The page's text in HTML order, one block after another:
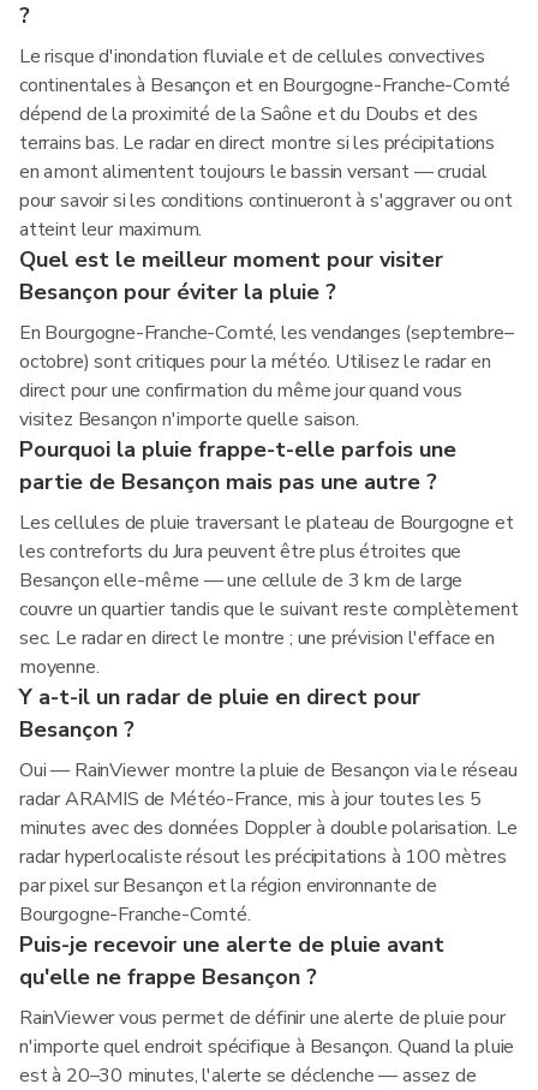
?
Le risque d'inondation fluviale et de cellules convectives
continentales à Besançon et en Bourgogne-Franche-Comté
dépend de la proximité de la Saône et du Doubs et des
terrains bas. Le radar en direct montre si les précipitations
en amont alimentent toujours le bassin versant — crucial
pour savoir si les conditions continueront à s'aggraver ou ont
atteint leur maximum.
Quel est le meilleur moment pour visiter
Besançon pour éviter la pluie ?
En Bourgogne-Franche-Comté, les vendanges (septembre–
octobre) sont critiques pour la météo. Utilisez le radar en
direct pour une confirmation du même jour quand vous
visitez Besançon n'importe quelle saison.
Pourquoi la pluie frappe-t-elle parfois une
partie de Besançon mais pas une autre ?
Les cellules de pluie traversant le plateau de Bourgogne et
les contreforts du Jura peuvent être plus étroites que
Besançon elle-même — une cellule de 3 km de large
couvre un quartier tandis que le suivant reste complètement
sec. Le radar en direct le montre ; une prévision l'efface en
moyenne.
Y a-t-il un radar de pluie en direct pour
Besançon ?
Oui — RainViewer montre la pluie de Besançon via le réseau
radar ARAMIS de Météo-France, mis à jour toutes les 5
minutes avec des données Doppler à double polarisation. Le
radar hyperlocaliste résout les précipitations à 100 mètres
par pixel sur Besançon et la région environnante de
Bourgogne-Franche-Comté.
Puis-je recevoir une alerte de pluie avant
qu'elle ne frappe Besançon ?
RainViewer vous permet de définir une alerte de pluie pour
n'importe quel endroit spécifique à Besançon. Quand la pluie
est à 20–30 minutes, l'alerte se déclenche — assez de